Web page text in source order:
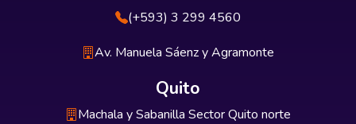
(+593) 3 299 4560
Av. Manuela Sáenz y Agramonte
Quito
Machala y Sabanilla Sector Quito norte